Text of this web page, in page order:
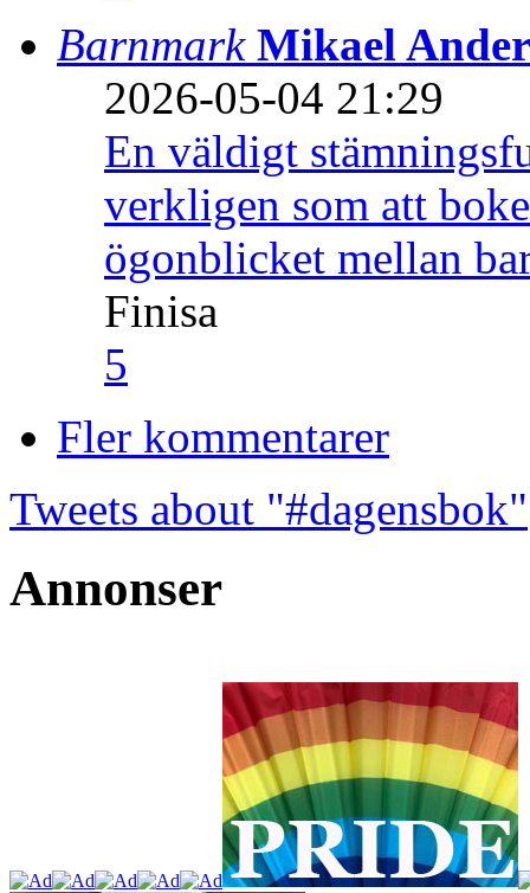
Barnmark Mikael
2026-05-04 21:29
En väldigt
verkligen som att
ögonblicket mellan
Finisa
5
Fler kommentarer
Tweets about "#dagensbok"
Annonser